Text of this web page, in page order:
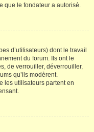
que le fondateur a autorisé.
d’utilisateurs) dont le travail
du forum. Ils ont le
de verrouiller, déverrouiller,
qu’ils modèrent.
les utilisateurs partent en